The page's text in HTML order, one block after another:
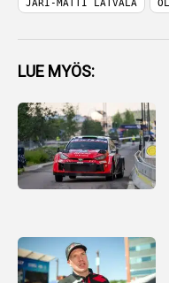
JARI-MATTI LATVALA
LUE MYÖS: